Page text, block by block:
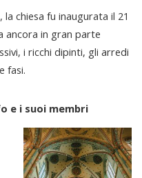
chiesa fu inaugurata il 21
ancora in gran parte
i ricchi dipinti, gli arredi
fasi.
e i suoi membri